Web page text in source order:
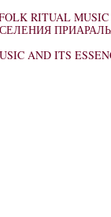
RITUAL MUSIC
AND ITS